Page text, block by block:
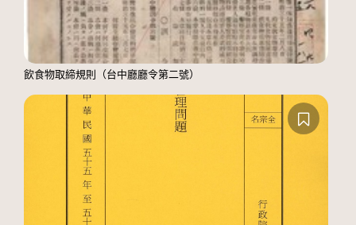
飲食物取締規則（台中廳廳令第二號）